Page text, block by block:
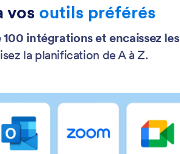
vos outils préférés
100 intégrations et encaissez les
la planification de A à Z.